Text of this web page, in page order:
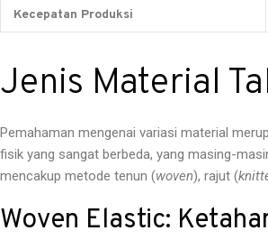
Kecepatan Produksi
Jenis Material
Pemahaman mengenai variasi material
fisik yang sangat berbeda, yang masing-
mencakup metode tenun (woven), rajut (
Woven Elastic: